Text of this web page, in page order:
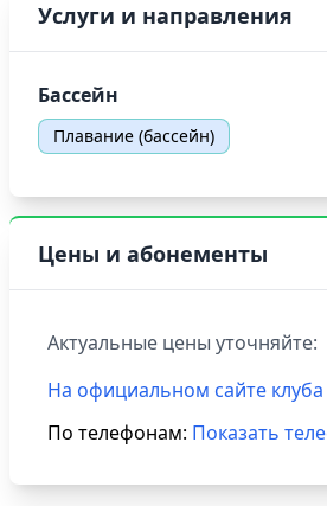
Услуги и направления
Бассейн
Плавание (бассейн)
Цены и абонементы
Актуальные цены уточняйте:
На официальном сайте клуба
По телефонам: Показать